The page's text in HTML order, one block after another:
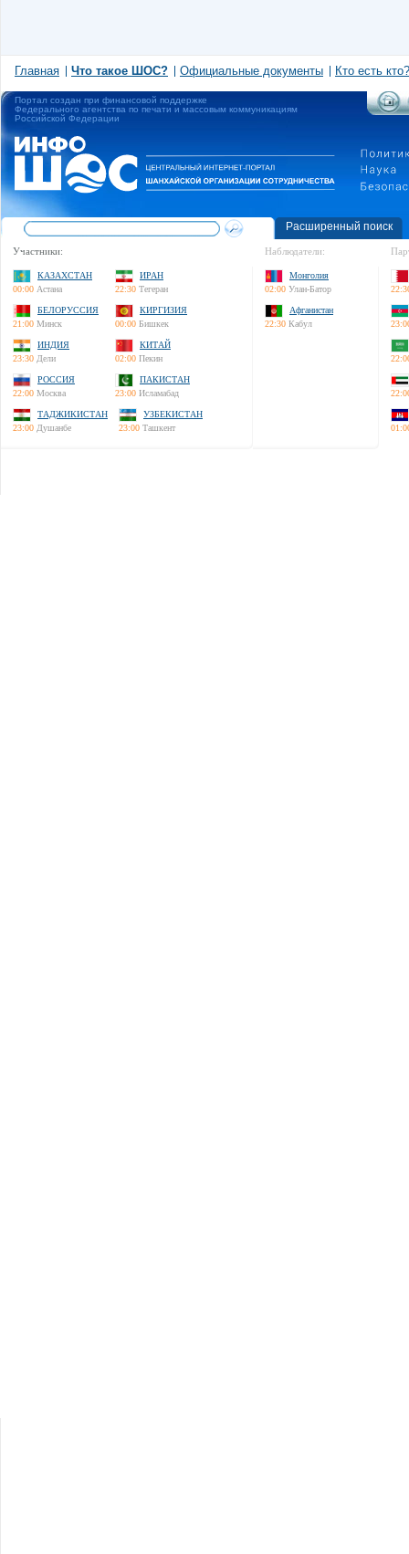
Главная Что такое ШОС? Официальные документы Кто есть кто?
Портал создан при финансовой поддержке
Федерального агентства по печати и массовым коммуникациям
Российской Федерации
Расширенный поиск
Участники:
КАЗАХСТАН
00:00 Астана
ИРАН
22:30 Тегеран
БЕЛОРУССИЯ
21:00 Минск
КИРГИЗИЯ
00:00 Бишкек
ИНДИЯ
23:30 Дели
КИТАЙ
02:00 Пекин
РОССИЯ
22:00 Москва
ПАКИСТАН
23:00 Исламабад
ТАДЖИКИСТАН
23:00 Душанбе
УЗБЕКИСТАН
23:00 Ташкент
Наблюдатели:
Монголия
02:00 Улан-Батор
Афганистан
22:30 Кабул